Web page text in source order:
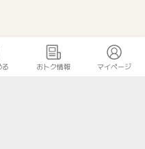
おトク情報 マイページ